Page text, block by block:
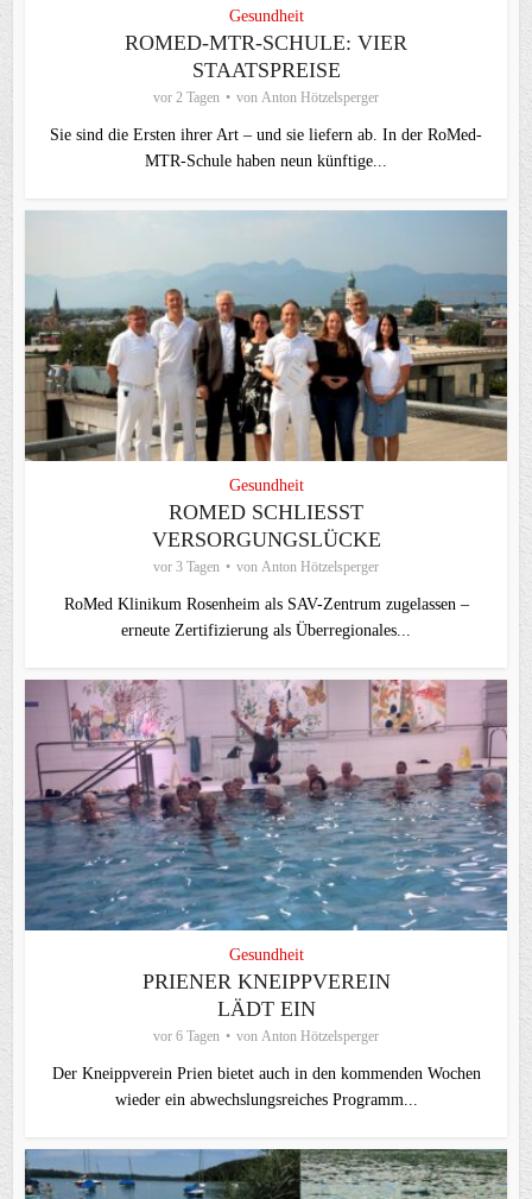
Gesundheit
ROMED-MTR-SCHULE: VIER
STAATSPREISE
vor 2 Tagen von Anton Hötzelsperger
Sie sind die Ersten ihrer Art – und sie liefern ab. In der RoMed-
MTR-Schule haben neun künftige...
Gesundheit
ROMED SCHLIESST V
ERSORGUNGSLÜCKE
vor 3 Tagen von Anton Hötzelsperger
RoMed Klinikum Rosenheim als SAV-Zentrum zugelassen –
erneute Zertifizierung als Überregionales...
Gesundheit
PRIENER KNEIPPVEREIN
LÄDT EIN
vor 6 Tagen von Anton Hötzelsperger
Der Kneippverein Prien bietet auch in den kommenden Wochen
wieder ein abwechslungsreiches Programm...